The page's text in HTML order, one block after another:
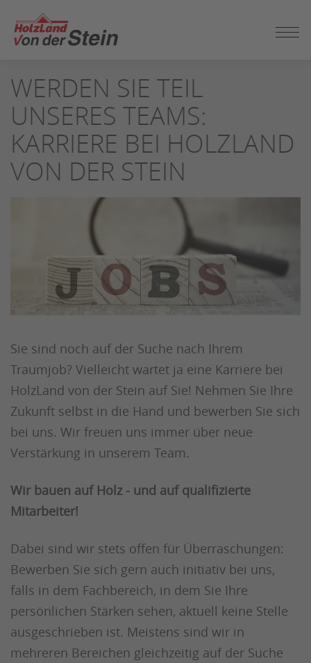
SEITENINHALT
SPRINGEN
WERDEN SIE TEIL
UNSERES TEAMS:
KARRIERE BEI HOLZLAND
VON DER STEIN
Sie sind noch auf der Suche nach Ihrem
Traumjob? Vielleicht wartet ja eine Karriere bei
HolzLand von der Stein auf Sie! Nehmen Sie Ihre
Zukunft selbst in die Hand und bewerben Sie sich
bei uns. Wir freuen uns immer über neue
Verstärkung in unserem Team.
Wir bauen auf Holz - und auf qualifizierte
Mitarbeiter!
Dabei sind wir stets offen für Überraschungen:
Bewerben Sie sich gern auch initiativ bei uns,
falls in dem Fachbereich, in dem Sie Ihre
persönlichen Stärken sehen, aktuell keine Stelle
ausgeschrieben ist. Meistens sind wir in
mehreren Bereichen gleichzeitig auf der Suche